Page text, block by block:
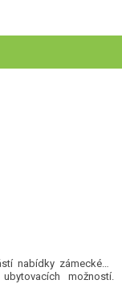
nabídky zámeckého
možností.